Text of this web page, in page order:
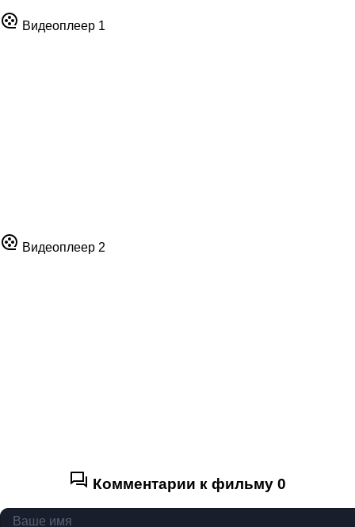
Видеоплеер 1
Видеоплеер 2
Комментарии к фильму 0